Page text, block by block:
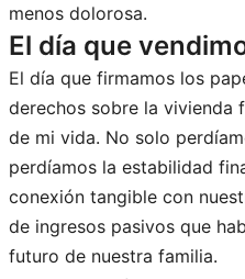
menos dolorosa.
El día que
El día que firmamos los
derechos sobre la vivienda
de mi vida. No solo
perdíamos la estabilidad
conexión tangible con
de ingresos pasivos que
futuro de nuestra familia.